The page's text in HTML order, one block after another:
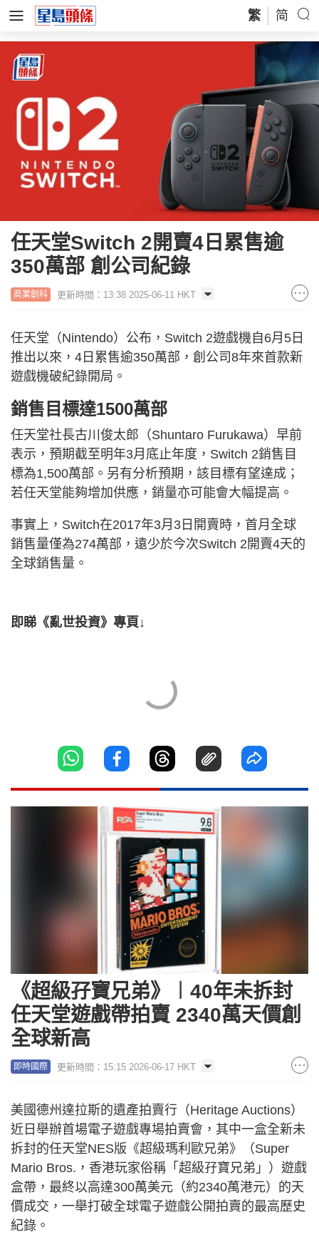
繁 简
任天堂Switch 2開賣4日累售逾
350萬部 創公司紀錄
商業創科 更新時間：13:38 2025-06-11 HKT
任天堂（Nintendo）公布，Switch 2遊戲機自6月5日
推出以來，4日累售逾350萬部，創公司8年來首款新
遊戲機破紀錄開局。
銷售目標達1500萬部
任天堂社長古川俊太郎（Shuntaro Furukawa）早前
表示，預期截至明年3月底止年度，Switch 2銷售目
標為1,500萬部。另有分析預期，該目標有望達成；
若任天堂能夠增加供應，銷量亦可能會大幅提高。
事實上，Switch在2017年3月3日開賣時，首月全球
銷售量僅為274萬部，遠少於今次Switch 2開賣4天的
全球銷售量。
即睇《亂世投資》專頁↓
《超級孖寶兄弟》︱40年未拆封
任天堂遊戲帶拍賣 2340萬天價創
全球新高
即時國際 更新時間：15:15 2026-06-17 HKT
美國德州達拉斯的遺產拍賣行（Heritage Auctions）
近日舉辦首場電子遊戲專場拍賣會，其中一盒全新未
拆封的任天堂NES版《超級瑪利歐兄弟》（Super
Mario Bros.，香港玩家俗稱「超級孖寶兄弟」）遊戲
盒帶，最終以高達300萬美元（約2340萬港元）的天
價成交，一舉打破全球電子遊戲公開拍賣的最高歷史
紀錄。